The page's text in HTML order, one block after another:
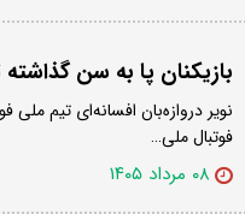
بازیکنان پا به سن
فوتبال ملی…
۰۸ مرداد ۱۴۰۵